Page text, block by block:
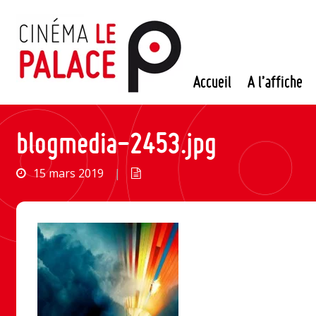
contenu
Accueil A l’affiche
blogmedia-2453.jpg
15 mars 2019 |